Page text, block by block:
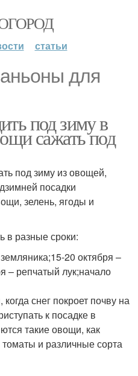
статьи
для
под зиму в
сажать под
под зиму из овощей,
посадки
зелень, ягоды и
в разные сроки:
20 октября –
– репчатый лук;начало
снег покроет почву на
к посадке в
такие овощи, как
и различные сорта